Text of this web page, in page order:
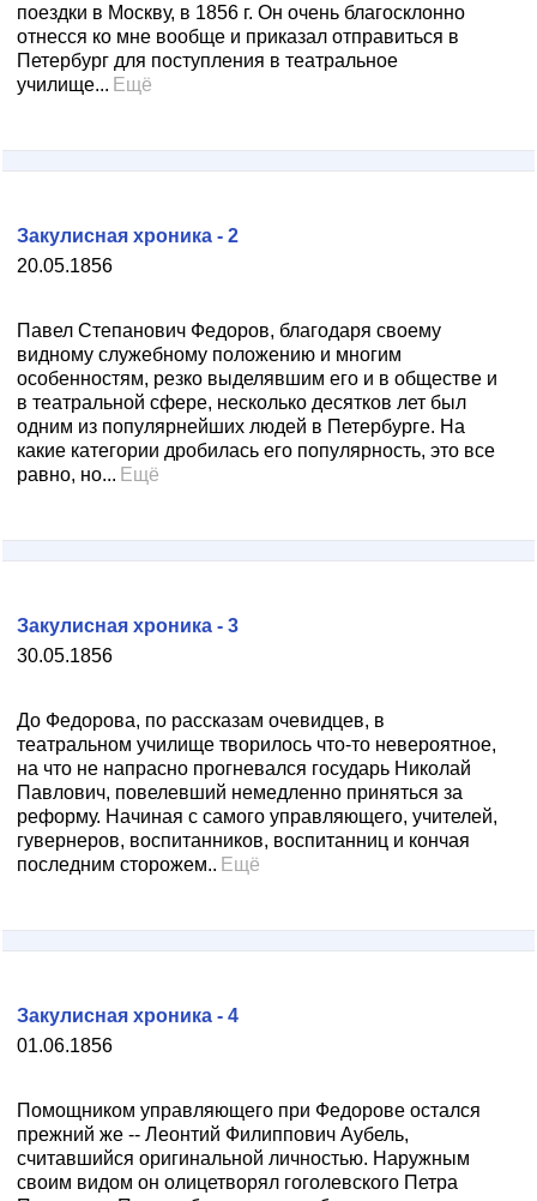
поездки в Москву, в 1856 г. Он очень благосклонно
отнесся ко мне вообще и приказал отправиться в
Петербург для поступления в театральное
училище... Ещё
20.05.1856
Закулисная хроника - 2
Павел Степанович Федоров, благодаря своему
видному служебному положению и многим
особенностям, резко выделявшим его и в обществе и
в театральной сфере, несколько десятков лет был
одним из популярнейших людей в Петербурге. На
какие категории дробилась его популярность, это все
равно, но... Ещё
30.05.1856
Закулисная хроника - 3
До Федорова, по рассказам очевидцев, в
театральном училище творилось что-то невероятное,
на что не напрасно прогневался государь Николай
Павлович, повелевший немедленно приняться за
реформу. Начиная с самого управляющего, учителей,
гувернеров, воспитанников, воспитанниц и кончая
последним сторожем.. Ещё
01.06.1856
Закулисная хроника - 4
Помощником управляющего при Федорове остался
прежний же -- Леонтий Филиппович Аубель,
считавшийся оригинальной личностью. Наружным
своим видом он олицетворял гоголевского Петра